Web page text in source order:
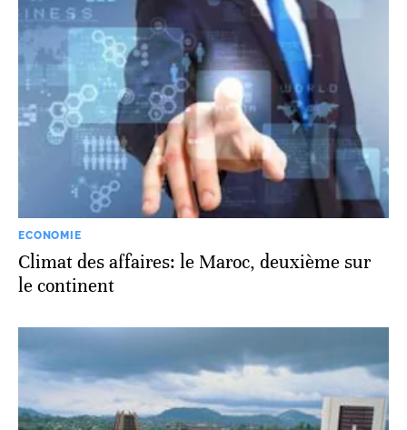
ECONOMIE
Climat des affaires: le Maroc, deuxième sur
le continent